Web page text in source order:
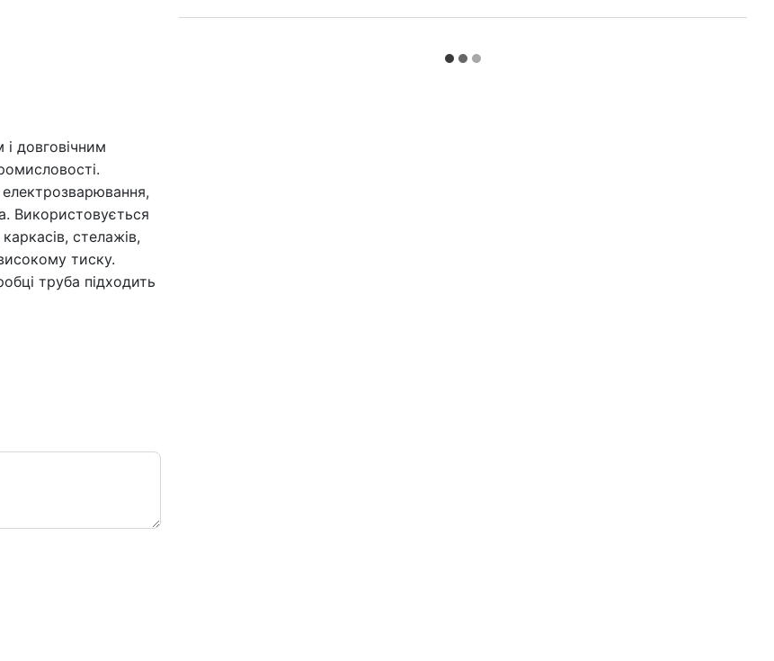
довговічним
електрозварювання,
Використовується
стелажів,
тиску.
труба підходить